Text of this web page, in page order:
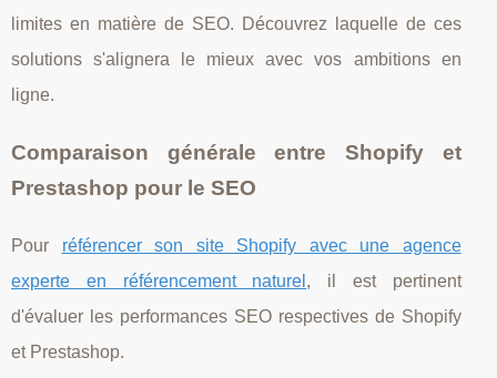
limites en matière de SEO. Découvrez laquelle de ces
solutions s'alignera le mieux avec vos ambitions en
ligne.
Comparaison générale entre Shopify et
Prestashop pour le SEO
Pour référencer son site Shopify avec une agence
experte en référencement naturel , il est pertinent
d'évaluer les performances SEO respectives de Shopify
et Prestashop.